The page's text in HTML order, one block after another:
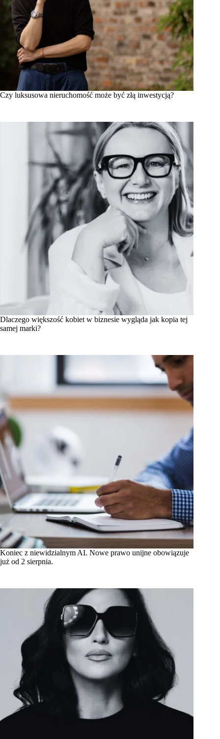
Czy luksusowa nieruchomość może być złą inwestycją?
Dlaczego większość kobiet w biznesie wygląda jak kopia tej
samej marki?
Koniec z niewidzialnym AI. Nowe prawo unijne obowiązuje
już od 2 sierpnia.